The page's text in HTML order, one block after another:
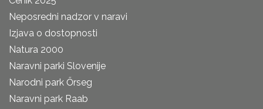
Neposredni nadzor v naravi
Izjava o dostopnosti
Natura 2000
Naravni parki Slovenije
Narodni park Őrseg
Naravni park Raab